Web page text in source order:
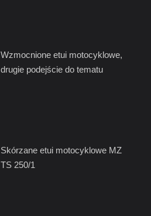
Wzmocnione etui motocyklowe,
drugie podejście do tematu
Skórzane etui motocyklowe MZ
TS 250/1